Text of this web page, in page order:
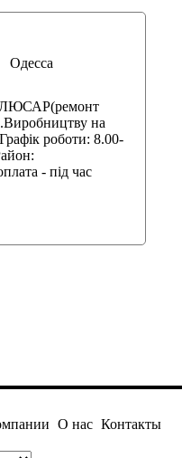
Одесса
на
роботи: 8.00-
- під час
О нас Контакты